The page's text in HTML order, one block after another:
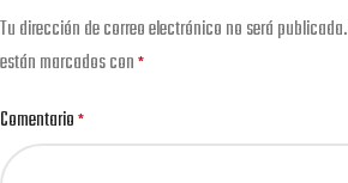
Tu dirección de correo electrónico no será publicada.
están marcados con*
Comentario*